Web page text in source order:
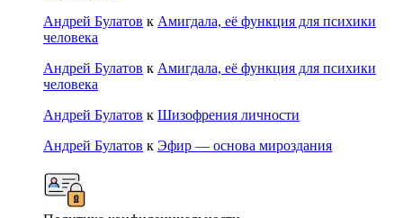
Андрей Булатов к Амигдала, её функция для психики
человека
Андрей Булатов к Амигдала, её функция для психики
человека
Андрей Булатов к Шизофрения личности
Андрей Булатов к Эфир — основа мироздания